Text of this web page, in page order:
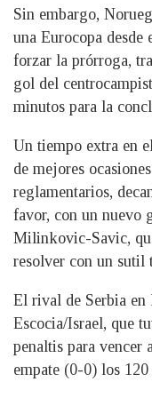
Sin embargo,
una Eurocopa
forzar la prórroga,
gol del
minutos para la
Un tiempo extra en
de mejores
reglamentarios,
favor, con un nuevo
Milinkovic-Savic,
resolver con un sutil
El rival de Serbia en
Escocia/Israel, que
penaltis para vencer
empate (0-0) los